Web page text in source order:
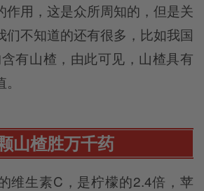
作用，这是众所周知的，但是关
们不知道的还有很多，比如我国
有山楂，由此可见，山楂具有
山楂胜万千药
维生素C，是柠檬的2.4倍，苹